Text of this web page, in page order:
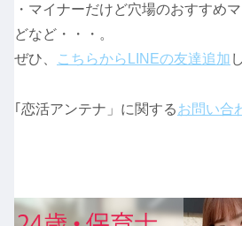
・マイナーだけど穴場のおすす
どなど・・・。
ぜひ、
こちらからLINEの友達追加
｢恋活アンテナ」に関するお問い合